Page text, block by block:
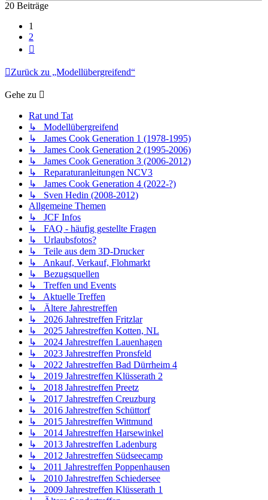
20 Beiträge
1
2
Zurück zu „Modellübergreifend“
Gehe zu
Rat und Tat
↳ Modellübergreifend
↳ James Cook Generation 1 (1978-1995)
↳ James Cook Generation 2 (1995-2006)
↳ James Cook Generation 3 (2006-2012)
↳ Reparaturanleitungen NCV3
↳ James Cook Generation 4 (2022-?)
↳ Sven Hedin (2008-2012)
Allgemeine Themen
↳ JCF Infos
↳ FAQ - häufig gestellte Fragen
↳ Urlaubsfotos?
↳ Teile aus dem 3D-Drucker
↳ Ankauf, Verkauf, Flohmarkt
↳ Bezugsquellen
↳ Treffen und Events
↳ Aktuelle Treffen
↳ Ältere Jahrestreffen
↳ 2026 Jahrestreffen Fritzlar
↳ 2025 Jahrestreffen Kotten, NL
↳ 2024 Jahrestreffen Lauenhagen
↳ 2023 Jahrestreffen Pronsfeld
↳ 2022 Jahrestreffen Bad Dürrheim 4
↳ 2019 Jahrestreffen Klüsserath 2
↳ 2018 Jahrestreffen Preetz
↳ 2017 Jahrestreffen Creuzburg
↳ 2016 Jahrestreffen Schüttorf
↳ 2015 Jahrestreffen Wittmund
↳ 2014 Jahrestreffen Harsewinkel
↳ 2013 Jahrestreffen Ladenburg
↳ 2012 Jahrestreffen Südseecamp
↳ 2011 Jahrestreffen Poppenhausen
↳ 2010 Jahrestreffen Schiedersee
↳ 2009 Jahrestreffen Klüsserath 1